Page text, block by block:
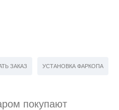
ЗАКАЗ УСТАНОВКА ФАРКОПА
покупают